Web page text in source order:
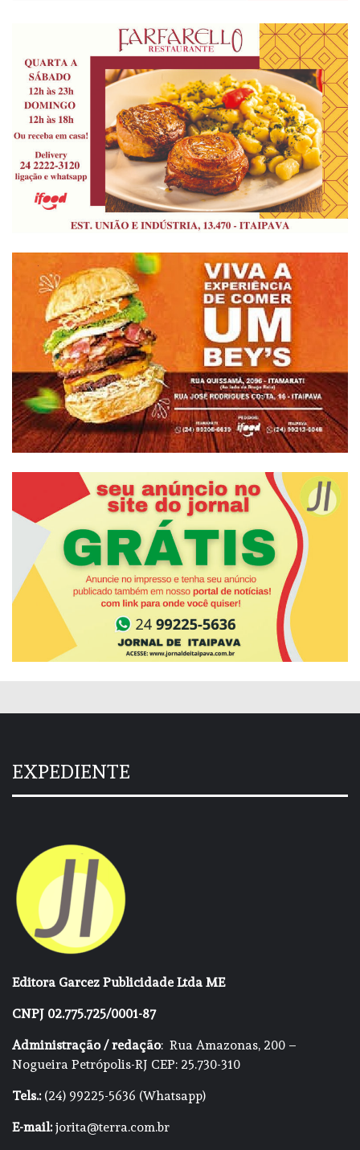
EXPEDIENTE
Editora Garcez Publicidade Ltda ME
CNPJ 02.775.725/0001-87
Administração / redação: Rua Amazonas, 200 –
Nogueira Petrópolis-RJ CEP: 25.730-310
Tels.:(24) 99225-5636 (Whatsapp)
E-mail:jorita@terra.com.br